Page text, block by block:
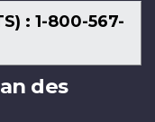
: 1-800-567-
des